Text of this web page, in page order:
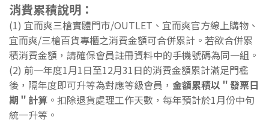
消費累積說明：
(1) 宜而爽三槍實體門市/OUTLET、宜而爽官方線上購物、
宜而爽/三槍百貨專櫃之消費金額可合併累計。若欲合併累
積消費金額，請確保會員註冊資料中的手機號碼為同一組。
(2) 前一年度1月1日至12月31日的消費金額累計滿足門檻
後，隔年度即可升等為對應等級會員， 金額累積以＂發票日
期＂計算 。扣除退貨處理工作天數，每年預計於1月份中旬
統一升等。